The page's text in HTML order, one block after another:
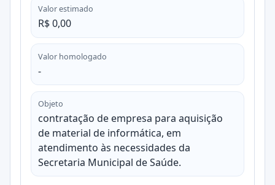
Valor estimado
R$ 0,00
Valor homologado
-
Objeto
contratação de empresa para aquisição
de material de informática, em
atendimento às necessidades da
Secretaria Municipal de Saúde.